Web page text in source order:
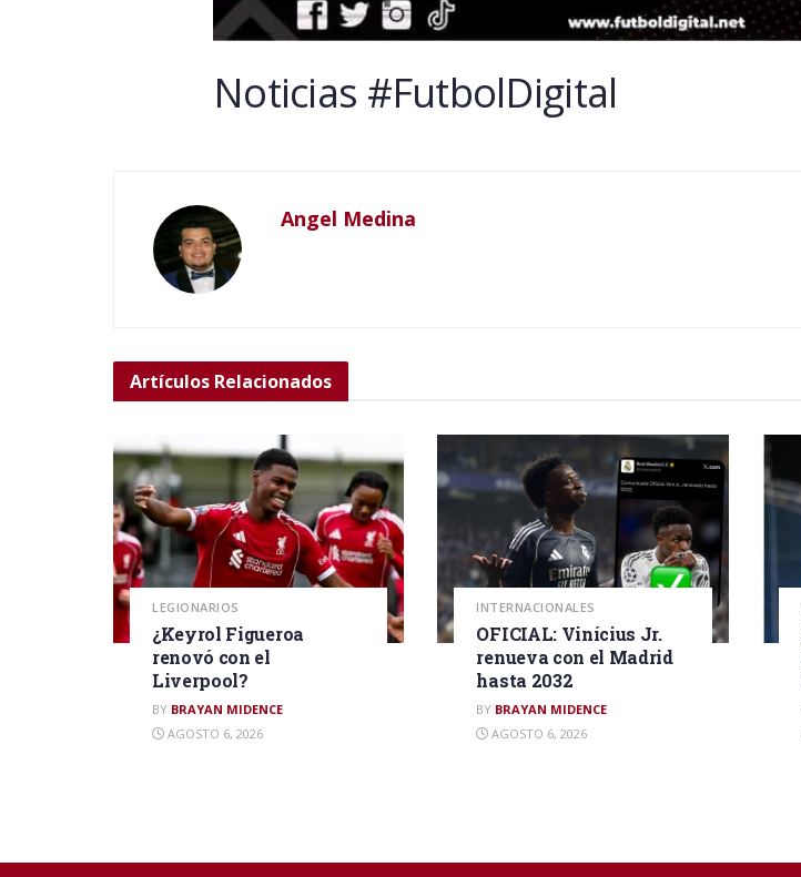
Noticias #FutbolDigital
Angel Medina
Artículos Relacionados
LEGIONARIOS
¿Keyrol Figueroa
renovó con el
Liverpool?
BY BRAYAN MIDENCE
AGOSTO 6, 2026
INTERNACIONALES
OFICIAL: Vinícius Jr.
renueva con el Madrid
hasta 2032
BY BRAYAN MIDENCE
AGOSTO 6, 2026